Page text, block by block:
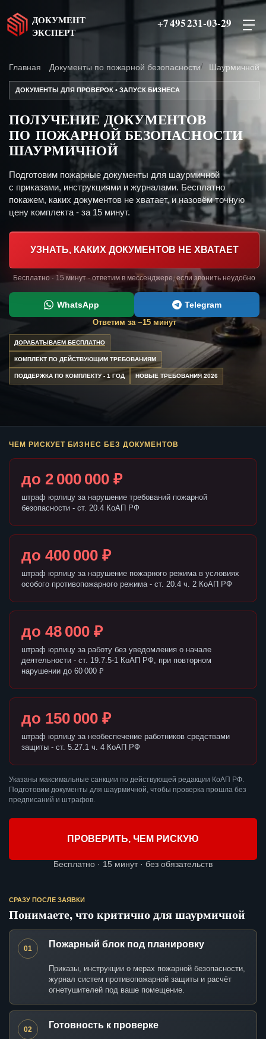
ДОКУМЕНТ
ЭКСПЕРТ
+7 495 231-03-29
Главная Документы по пожарной безопасности Шаурмичной
ДОКУМЕНТЫ ДЛЯ ПРОВЕРОК • ЗАПУСК БИЗНЕСА
ПОЛУЧЕНИЕ ДОКУМЕНТОВ
ПО ПОЖАРНОЙ БЕЗОПАСНОСТИ
ШАУРМИЧНОЙ
Подготовим пожарные документы для шаурмичной
с приказами, инструкциями и журналами. Бесплатно
покажем, каких документов не хватает, и назовём точную
цену комплекта - за 15 минут.
УЗНАТЬ, КАКИХ ДОКУМЕНТОВ НЕ ХВАТАЕТ
Бесплатно · 15 минут · ответим в мессенджере, если звонить неудобно
WhatsApp Telegram
Ответим за ~15 минут
ДОРАБАТЫВАЕМ БЕСПЛАТНО
КОМПЛЕКТ ПО ДЕЙСТВУЮЩИМ ТРЕБОВАНИЯМ
ПОДДЕРЖКА ПО КОМПЛЕКТУ - 1 ГОД НОВЫЕ ТРЕБОВАНИЯ 2026
ЧЕМ РИСКУЕТ БИЗНЕС БЕЗ ДОКУМЕНТОВ
до 2 000 000 ₽
штраф юрлицу за нарушение требований пожарной
безопасности - ст. 20.4 КоАП РФ
до 400 000 ₽
штраф юрлицу за нарушение пожарного режима в условиях
особого противопожарного режима - ст. 20.4 ч. 2 КоАП РФ
до 48 000 ₽
штраф юрлицу за работу без уведомления о начале
деятельности - ст. 19.7.5-1 КоАП РФ, при повторном
нарушении до 60 000 ₽
до 150 000 ₽
штраф юрлицу за необеспечение работников средствами
защиты - ст. 5.27.1 ч. 4 КоАП РФ
Указаны максимальные санкции по действующей редакции КоАП РФ.
Подготовим документы для шаурмичной, чтобы проверка прошла без
предписаний и штрафов.
ПРОВЕРИТЬ, ЧЕМ РИСКУЮ
Бесплатно · 15 минут · без обязательств
СРАЗУ ПОСЛЕ ЗАЯВКИ
Понимаете, что критично для шаурмичной
01 Пожарный блок под планировку
Приказы, инструкции о мерах пожарной безопасности,
журнал систем противопожарной защиты и расчёт
огнетушителей под ваше помещение.
02 Готовность к проверке